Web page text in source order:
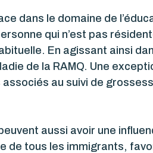
dans le domaine de
qui n’est pas
En agissant ainsi
de la RAMQ. Une
au suivi de
aussi avoir une
de tous les immigrants,